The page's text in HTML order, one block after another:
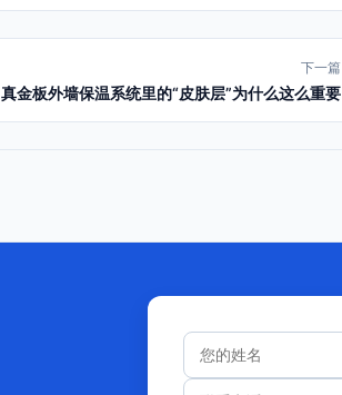
下一篇
真金板外墙保温系统里的“皮肤层”为什么这么重要